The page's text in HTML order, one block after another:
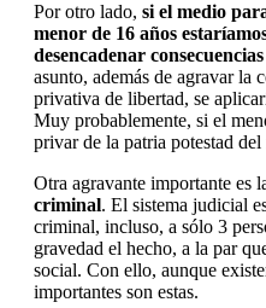
Por otro lado, si el medio
menor de 16 años
desencadenar
asunto, además de agravar la
privativa de libertad, se
Muy probablemente, si el
privar de la patria potestad del
Otra agravante importante es
criminal. El sistema judicial
criminal, incluso, a sólo 3
gravedad el hecho, a la par
social. Con ello, aunque
importantes son estas.